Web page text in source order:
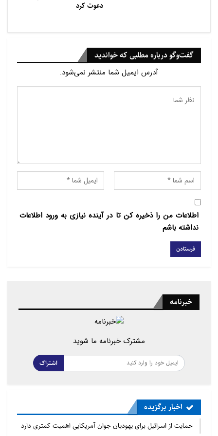
دعوت کرد
گفت‌وگو درباره مطلبی که خواندید
آدرس ایمیل شما منتشر نمی‌شود.
اطلاعات من را ذخیره کن تا در آینده نیازی به ورود اطلاعات
نداشته باشم
خبرنامه
مشترک خبرنامه ما شوید
اشتراک
اخبار برگزیده
حمایت از اسرائیل برای یهودیان جوان آمریکایی اهمیت کمتری دارد